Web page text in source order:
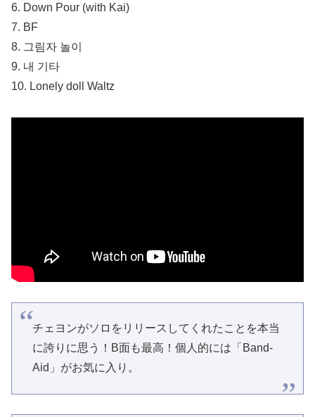
6. Down Pour (with Kai)
7. BF
8. 그림자 놀이
9. 내 기타
10. Lonely doll Waltz
チェヨンがソロをリリースしてくれたことを本当
に誇りに思う！B面も最高！個人的には「Band-
Aid」がお気に入り。